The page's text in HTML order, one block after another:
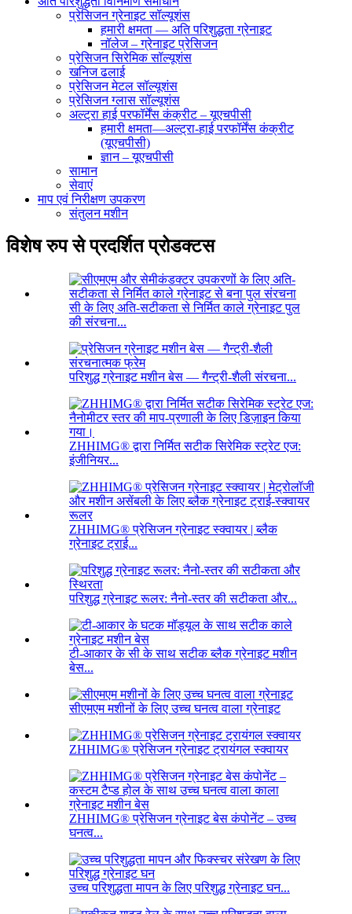
प्रेसिजन ग्रेनाइट सॉल्यूशंस
हमारी क्षमता — अति परिशुद्धता ग्रेनाइट
नॉलेज – ग्रेनाइट प्रेसिजन
प्रेसिजन सिरेमिक सॉल्यूशंस
खनिज ढलाई
प्रेसिजन मेटल सॉल्यूशंस
प्रेसिजन ग्लास सॉल्यूशंस
अल्ट्रा हाई परफॉर्मेंस कंक्रीट – यूएचपीसी
हमारी क्षमता—अल्ट्रा-हाई परफॉर्मेंस कंक्रीट
(यूएचपीसी)
ज्ञान – यूएचपीसी
सामान
सेवाएं
माप एवं निरीक्षण उपकरण
संतुलन मशीन
विशेष रुप से प्रदर्शित प्रोडक्टस
सी के लिए अति-सटीकता से निर्मित काले ग्रेनाइट पुल
की संरचना...
परिशुद्ध ग्रेनाइट मशीन बेस — गैन्ट्री-शैली संरचना...
ZHHIMG® द्वारा निर्मित सटीक सिरेमिक स्ट्रेट एज:
इंजीनियर...
ZHHIMG® प्रेसिजन ग्रेनाइट स्क्वायर | ब्लैक
ग्रेनाइट ट्राई...
परिशुद्ध ग्रेनाइट रूलर: नैनो-स्तर की सटीकता और...
टी-आकार के सी के साथ सटीक ब्लैक ग्रेनाइट मशीन
बेस...
सीएमएम मशीनों के लिए उच्च घनत्व वाला ग्रेनाइट
ZHHIMG® प्रेसिजन ग्रेनाइट ट्रायंगल स्क्वायर
ZHHIMG® प्रेसिजन ग्रेनाइट बेस कंपोनेंट – उच्च
घनत्व...
उच्च परिशुद्धता मापन के लिए परिशुद्ध ग्रेनाइट घन...